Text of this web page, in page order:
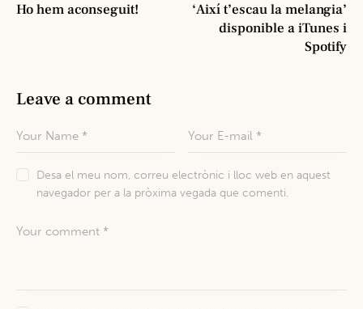
Ho hem aconseguit!
‘Així t’escau la melangia’
disponible a iTunes i
Spotify
Leave a comment
Desa el meu nom, correu electrònic i lloc web en aquest
navegador per a la pròxima vegada que comenti.